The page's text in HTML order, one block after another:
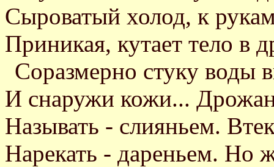
Сыроватый холод, к
Приникая, кутает тело в
Соразмерно стуку воды
И снаружи кожи...
Называть - слияньем.
Нарекать - дареньем. Но